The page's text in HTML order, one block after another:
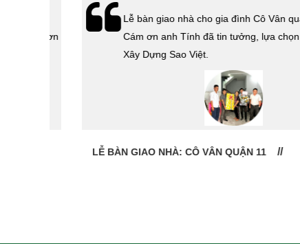
Lễ bàn giao nhà cho gia đình Cô Vân quận 11.
Cám ơn anh Tính đã tin tưởng, lựa chọn công ty
Xây Dựng Sao Việt.
LỄ BÀN GIAO NHÀ: CÔ VÂN QUẬN 11